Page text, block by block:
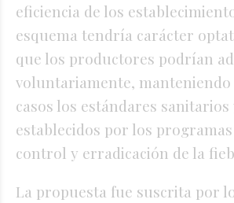
eficiencia de los
esquema tendría carácter
que los productores podrían
voluntariamente, manteniendo
casos los estándares
establecidos por los
control y erradicación de la
La propuesta fue suscrita por